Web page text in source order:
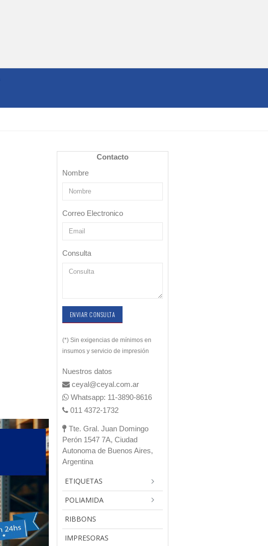
Contacto
Nombre
Correo Electronico
Consulta
ENVIAR CONSULTA
(*) Sin exigencias de mínimos en
insumos y servicio de impresión
Nuestros datos
ceyal@ceyal.com.ar
Whatsapp: 11-3890-8616
011 4372-1732
Tte. Gral. Juan Domingo
Perón 1547 7A, Ciudad
Autonoma de Buenos Aires,
Argentina
ETIQUETAS
POLIAMIDA
RIBBONS
IMPRESORAS